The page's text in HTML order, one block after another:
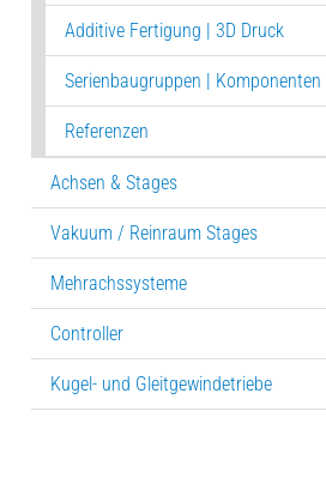
Additive Fertigung | 3D Druck
Serienbaugruppen | Komponenten
Referenzen
Achsen & Stages
Vakuum / Reinraum Stages
Mehrachssysteme
Controller
Kugel- und Gleitgewindetriebe